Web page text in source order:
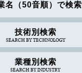
名（50音順）で検索
技術別検索
SEARCH BY TECHNOLOGY
業種別検索
SEARCH BY INDUSTRY